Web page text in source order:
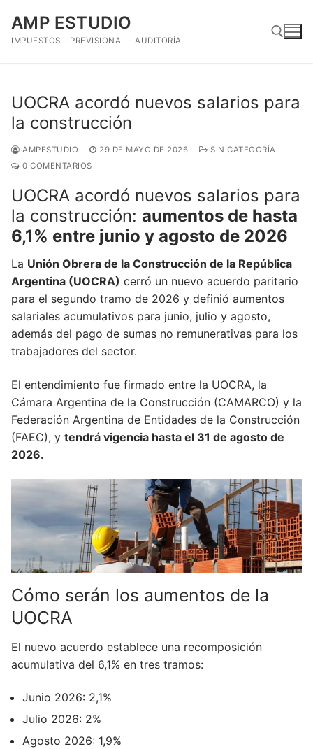
contenido
AMP ESTUDIO
IMPUESTOS – PREVISIONAL – AUDITORÍA
UOCRA acordó nuevos salarios para
la construcción
AMPESTUDIO 29 DE MAYO DE 2026
SIN CATEGORÍA
0 COMENTARIOS
UOCRA acordó nuevos salarios para
la construcción: aumentos de hasta
6,1% entre junio y agosto de 2026
La Unión Obrera de la Construcción de la República
Argentina (UOCRA) cerró un nuevo acuerdo paritario
para el segundo tramo de 2026 y definió aumentos
salariales acumulativos para junio, julio y agosto,
además del pago de sumas no remunerativas para los
trabajadores del sector.
El entendimiento fue firmado entre la UOCRA, la
Cámara Argentina de la Construcción (CAMARCO) y la
Federación Argentina de Entidades de la Construcción
(FAEC), y tendrá vigencia hasta el 31 de agosto de
2026.
Cómo serán los aumentos de la
UOCRA
El nuevo acuerdo establece una recomposición
acumulativa del 6,1% en tres tramos:
Junio 2026: 2,1%
Julio 2026: 2%
Agosto 2026: 1,9%